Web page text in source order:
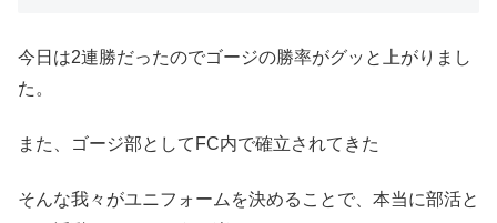
今日は2連勝だったのでゴージの勝率がグッと上がりまし
た。
また、ゴージ部としてFC内で確立されてきた
そんな我々がユニフォームを決めることで、本当に部活と